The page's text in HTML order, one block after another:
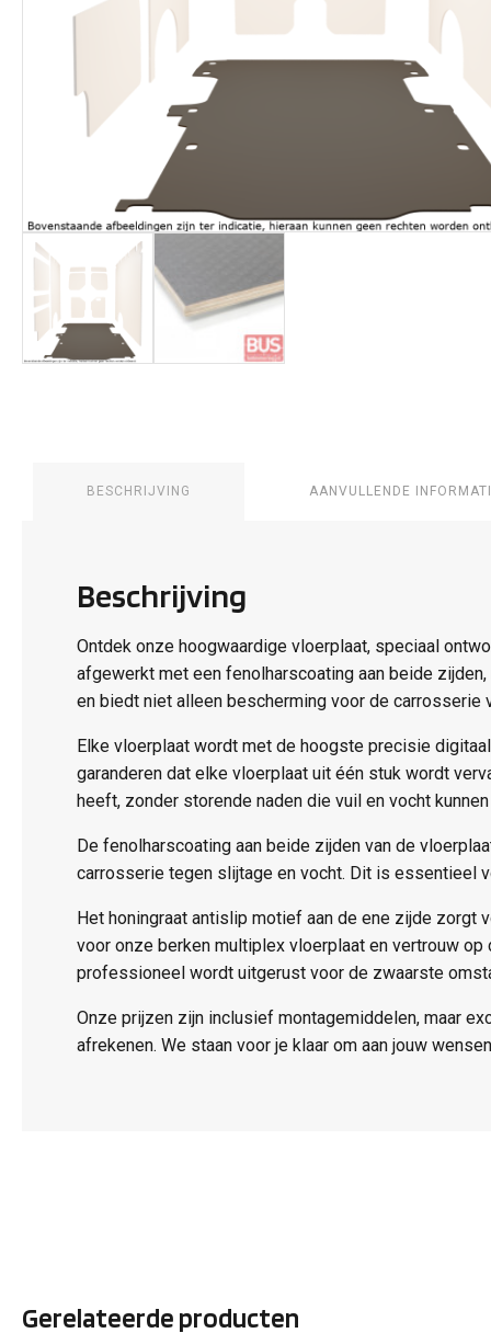
BESCHRIJVING AANVULLENDE
Beschrijving
Ontdek onze hoogwaardige vloerplaat, speciaal
afgewerkt met een fenolharscoating aan beide
en biedt niet alleen bescherming voor de
Elke vloerplaat wordt met de hoogste precisie
garanderen dat elke vloerplaat uit één stuk wordt
heeft, zonder storende naden die vuil en vocht
De fenolharscoating aan beide zijden van de
carrosserie tegen slijtage en vocht. Dit is essentieel
Het honingraat antislip motief aan de ene zijde zorgt
voor onze berken multiplex vloerplaat en vertrouw
professioneel wordt uitgerust voor de zwaarste
Onze prijzen zijn inclusief montagemiddelen, maar
afrekenen. We staan voor je klaar om aan jouw
Gerelateerde producten